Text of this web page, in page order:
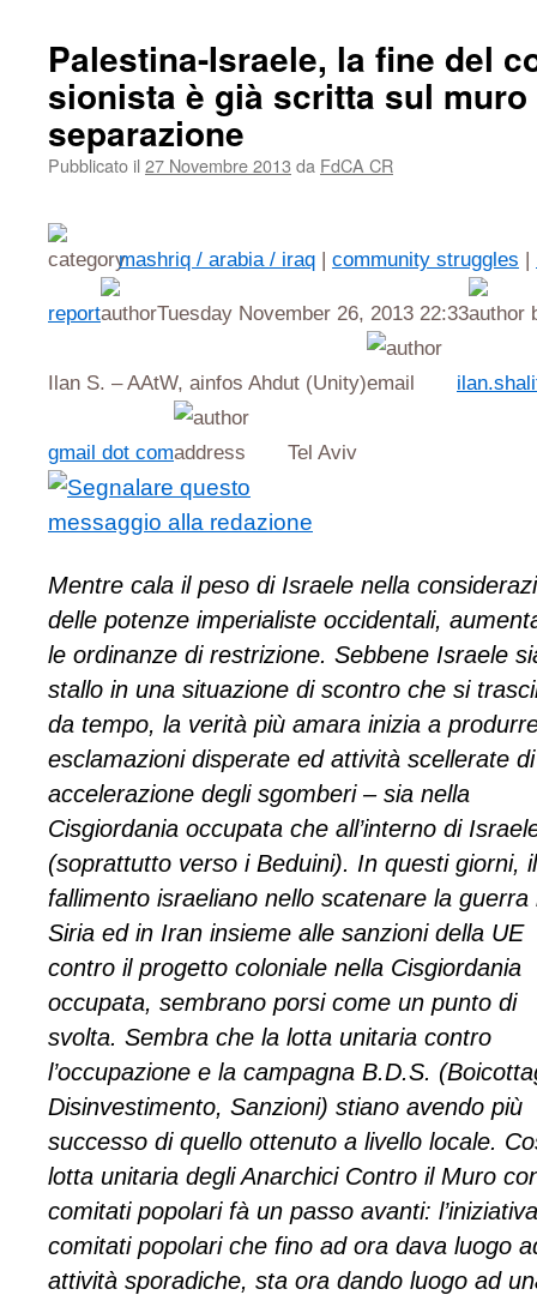
Palestina-Israele, la fine del
sionista è già scritta sul
separazione
Pubblicato il 27 Novembre 2013 da FdCA CR
mashriq / arabia / iraq | community struggles |
report Tuesday November 26, 2013 22:33
Ilan S. – AAtW, ainfos Ahdut (Unity)
gmail dot com Tel Aviv
Mentre cala il peso di Israele nella
delle potenze imperialiste occidentali,
le ordinanze di restrizione. Sebbene Israele
stallo in una situazione di scontro che si
da tempo, la verità più amara inizia a
esclamazioni disperate ed attività scellerate di
accelerazione degli sgomberi – sia nella
Cisgiordania occupata che all’interno di
(soprattutto verso i Beduini). In questi giorni, il
fallimento israeliano nello scatenare la guerra
Siria ed in Iran insieme alle sanzioni della UE
contro il progetto coloniale nella Cisgiordania
occupata, sembrano porsi come un punto di
svolta. Sembra che la lotta unitaria contro
l’occupazione e la campagna B.D.S.
Disinvestimento, Sanzioni) stiano avendo più
successo di quello ottenuto a livello locale.
lotta unitaria degli Anarchici Contro il Muro
comitati popolari fà un passo avanti:
comitati popolari che fino ad ora dava luogo
attività sporadiche, sta ora dando luogo ad